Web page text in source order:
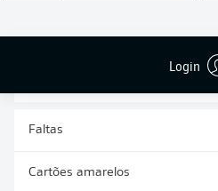
Login
Faltas
Cartões amarelos